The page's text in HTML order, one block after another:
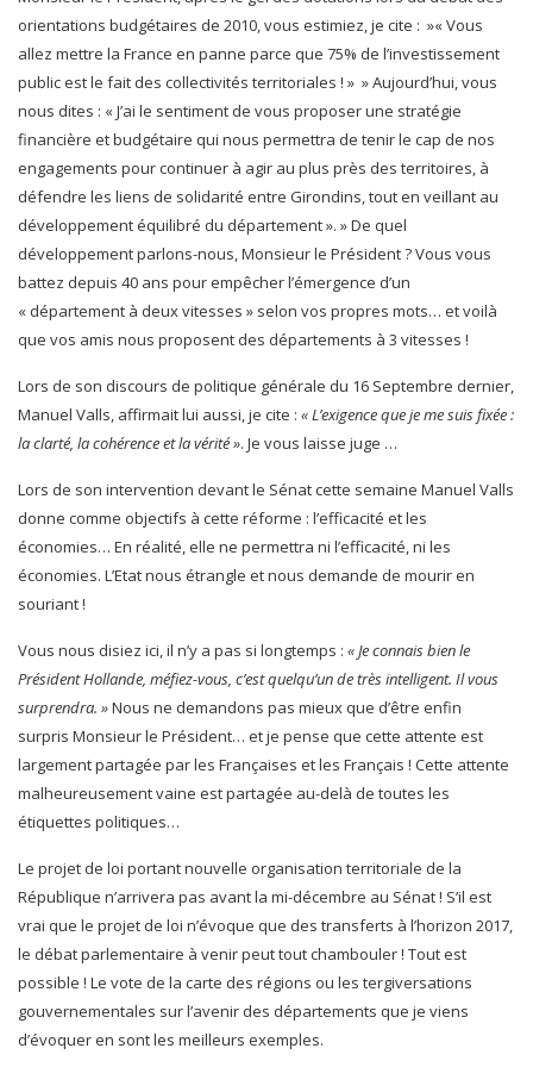
orientations budgétaires de 2010, vous estimiez, je cite : »« Vous
allez mettre la France en panne parce que 75% de l’investissement
public est le fait des collectivités territoriales ! » » Aujourd’hui, vous
nous dites : « J’ai le sentiment de vous proposer une stratégie
financière et budgétaire qui nous permettra de tenir le cap de nos
engagements pour continuer à agir au plus près des territoires, à
défendre les liens de solidarité entre Girondins, tout en veillant au
développement équilibré du département ». » De quel
développement parlons-nous, Monsieur le Président ? Vous vous
battez depuis 40 ans pour empêcher l’émergence d’un
« département à deux vitesses » selon vos propres mots… et voilà
que vos amis nous proposent des départements à 3 vitesses !
Lors de son discours de politique générale du 16 Septembre dernier,
Manuel Valls, affirmait lui aussi, je cite : « L’exigence que je me suis fixée :
la clarté, la cohérence et la vérité ». Je vous laisse juge …
Lors de son intervention devant le Sénat cette semaine Manuel Valls
donne comme objectifs à cette réforme : l’efficacité et les
économies… En réalité, elle ne permettra ni l’efficacité, ni les
économies. L’Etat nous étrangle et nous demande de mourir en
souriant !
Vous nous disiez ici, il n’y a pas si longtemps : « Je connais bien le
Président Hollande, méfiez-vous, c’est quelqu’un de très intelligent. Il vous
surprendra. »Nous ne demandons pas mieux que d’être enfin
surpris Monsieur le Président… et je pense que cette attente est
largement partagée par les Françaises et les Français ! Cette attente
malheureusement vaine est partagée au-delà de toutes les
étiquettes politiques…
Le projet de loi portant nouvelle organisation territoriale de la
République n’arrivera pas avant la mi-décembre au Sénat ! S’il est
vrai que le projet de loi n’évoque que des transferts à l’horizon 2017,
le débat parlementaire à venir peut tout chambouler ! Tout est
possible ! Le vote de la carte des régions ou les tergiversations
gouvernementales sur l’avenir des départements que je viens
d’évoquer en sont les meilleurs exemples.